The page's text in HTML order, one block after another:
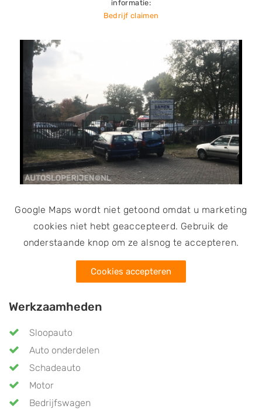
zakelijke klant of als particuliere klant. Ben je in het
auto die de keuring niet meer door komt, dan kun je
ook terecht bij deze autosloop. Jouw auto kan in ruil
voor een vergoeding worden overgenomen.
Autosloperij Damen is bevoegd om
vrijwaringsbewijzen uit te geven. Het bedrijf is door
de RDW erkend als demontagebedrijf van voertuigen.
Met een vrijwaringsbewijs kun je aantonen dat je niet
langer de eigenaar van de auto bent.
informatie:
Bedrijf claimen
Google Maps wordt niet getoond omdat u marketing
cookies niet hebt geaccepteerd. Gebruik de
onderstaande knop om ze alsnog te accepteren.
Cookies accepteren
Werkzaamheden
Sloopauto
Auto onderdelen
Schadeauto
Motor
Bedrijfswagen